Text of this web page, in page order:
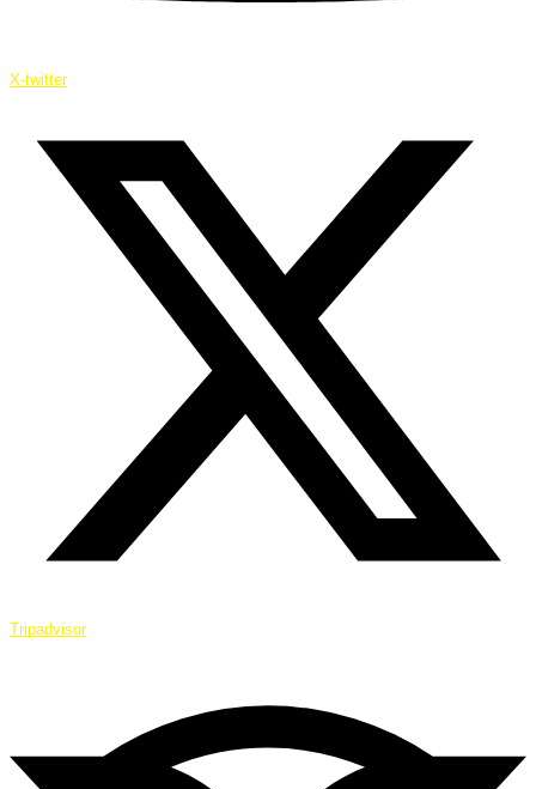
X-twitter
Tripadvisor